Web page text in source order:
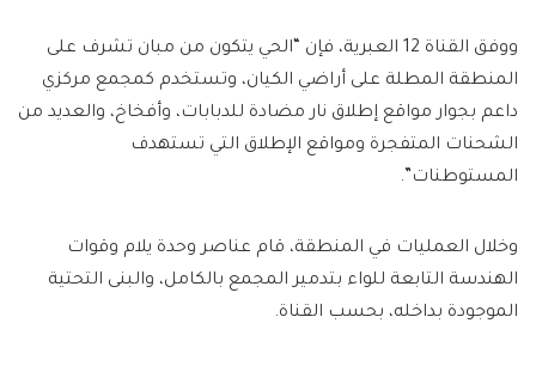
ووفق القناة 12 العبرية، فإن “الحي يتكون من مبان تشرف على
المنطقة المطلة على أراضي الكيان، وتستخدم كمجمع مركزي
داعم بجوار مواقع إطلاق نار مضادة للدبابات، وأفخاخ، والعديد من
الشحنات المتفجرة ومواقع الإطلاق التي تستهدف
المستوطنات”.
وخلال العمليات في المنطقة، قام عناصر وحدة يلام وقوات
الهندسة التابعة للواء بتدمير المجمع بالكامل، والبنى التحتية
الموجودة بداخله، بحسب القناة.